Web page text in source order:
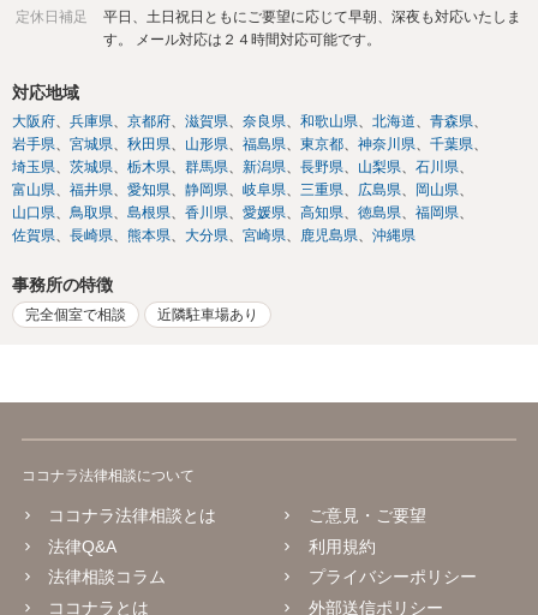
定休日補足
平日、土日祝日ともにご要望に応じて早朝、深夜も対応いたしま
す。 メール対応は２４時間対応可能です。
対応地域
大阪府 兵庫県 京都府 滋賀県 奈良県 和歌山県 北海道
青森県
岩手県
宮城県 秋田県 山形県 福島県 東京都 神奈川県
千葉県
埼玉県
茨城県 栃木県 群馬県 新潟県 長野県 山梨県
石川県
富山県
福井県 愛知県 静岡県 岐阜県 三重県 広島県
岡山県
山口県
鳥取県 島根県 香川県 愛媛県 高知県 徳島県
福岡県
佐賀県
長崎県 熊本県 大分県 宮崎県 鹿児島県 沖縄県
事務所の特徴
完全個室で相談 近隣駐車場あり
ココナラ法律相談について
ココナラ法律相談とは
法律Q&A
法律相談コラム
ココナラとは
ご意見・ご要望
利用規約
プライバシーポリシー
外部送信ポリシー